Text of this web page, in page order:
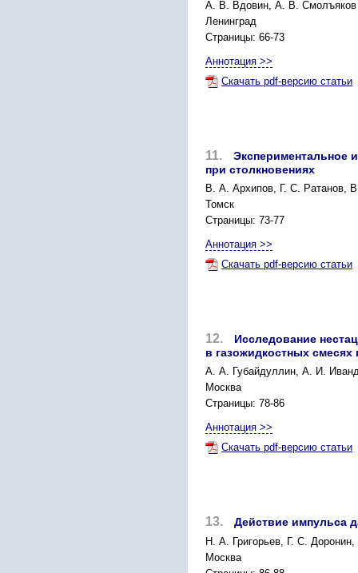
А. В. Вдовин, А. В. Смолъяков
Ленинград
Страницы: 66-73
Аннотация >>
Скачать pdf-версию статьи
11.
Экспериментальное
при столкновениях
В. А. Архипов, Г. С. Ратанов,
Томск
Страницы: 73-77
Аннотация >>
Скачать pdf-версию статьи
12.
Исследование
в газожидкостных
А. А. Губайдуллин, А. И.
Москва
Страницы: 78-86
Аннотация >>
Скачать pdf-версию статьи
13. Действие импульса
Н. А. Григорьев, Г. С.
Москва